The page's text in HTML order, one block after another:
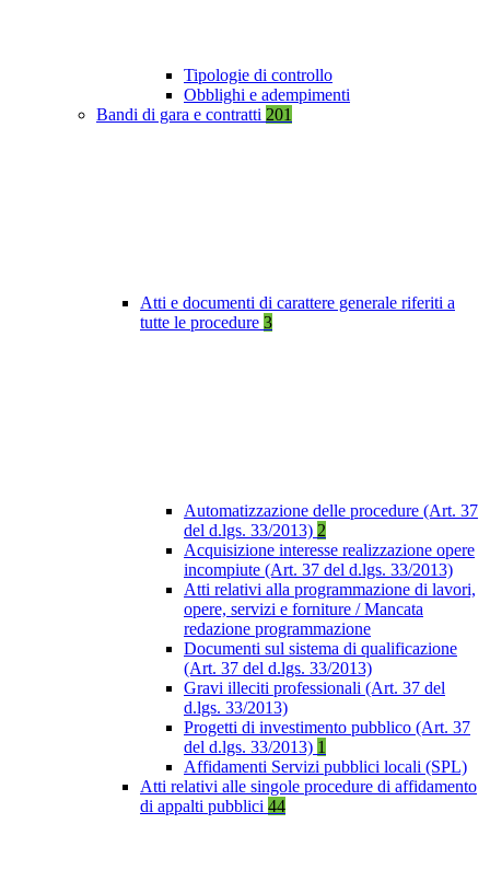
Tipologie di controllo
Obblighi e adempimenti
Bandi di gara e contratti 201
Atti e documenti di carattere generale riferiti a
tutte le procedure 3
Automatizzazione delle procedure (Art. 37
del d.lgs. 33/2013) 2
Acquisizione interesse realizzazione opere
incompiute (Art. 37 del d.lgs. 33/2013)
Atti relativi alla programmazione di lavori,
opere, servizi e forniture / Mancata
redazione programmazione
Documenti sul sistema di qualificazione
(Art. 37 del d.lgs. 33/2013)
Gravi illeciti professionali (Art. 37 del
d.lgs. 33/2013)
Progetti di investimento pubblico (Art. 37
del d.lgs. 33/2013) 1
Affidamenti Servizi pubblici locali (SPL)
Atti relativi alle singole procedure di affidamento
di appalti pubblici 44